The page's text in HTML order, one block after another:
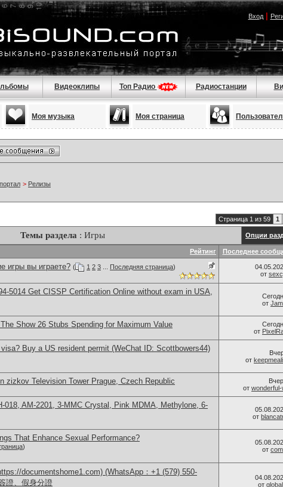
Вход|
Видеоклипы Топ Радио Радиостанции
Моя музыка Моя страница
> Релизы
Страница 1 из 59 1
Темы раздела : Игры Опции
Рейтинг Последнее
игры вы играете? ( 1 2 3 Последняя страница)
от
5014​ Get CISSP Certification Online without exam in USA,
от
Show 26 Stubs Spending for Maximum Value
от
Buy a US resident permit (WeChat ID: Scottbowers44)
от
zizkov Television Tower Prague, Czech Republic
от wonderful-
018, AM-2201, 3-MMC Crystal, Pink MDMA, Methylone, 6-
от
That Enhance Sexual Performance?
)
от
documentshome1.com) (WhatsApp：+1 (579) 550-
證、假身分證
от